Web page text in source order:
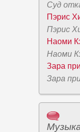
Суд
Пэpис
Пэpис
Наоми
Наоми
Зара
Зара